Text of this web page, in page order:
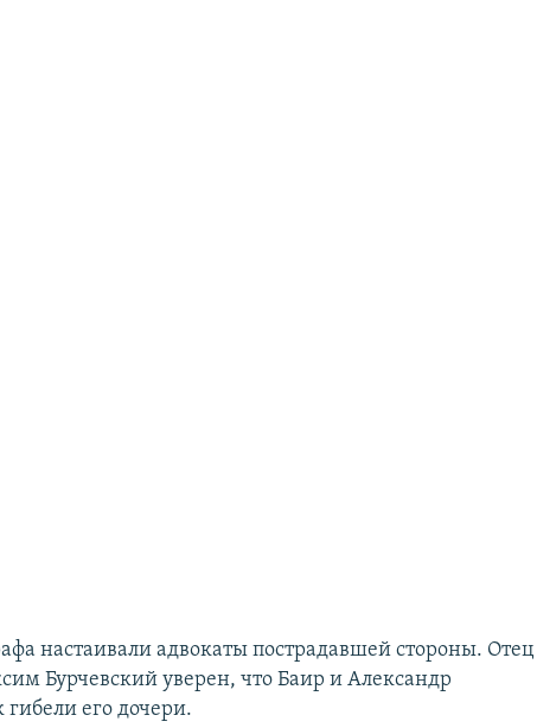
настаивали адвокаты пострадавшей стороны. Отец
Бурчевский уверен, что Баир и Александр
его дочери.